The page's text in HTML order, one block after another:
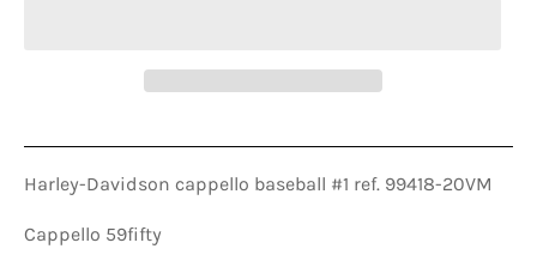
Harley-Davidson cappello baseball #1 ref. 99418-20VM
Cappello 59fifty